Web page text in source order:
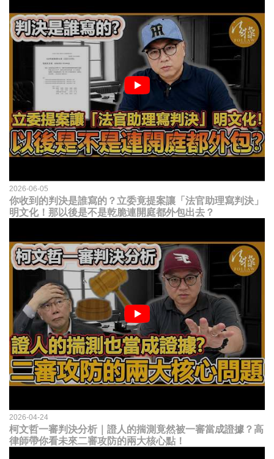
2026-06-05
你收到的判決是誰寫的？立委竟提案讓「法官助理寫判決」
明文化！那以後是不是乾脆連開庭都外包出去？
2026-04-24
柯文哲一審判決分析｜證人的揣測竟然被一審當成證據？高
律師帶你看未來二審攻防的兩大核心點！